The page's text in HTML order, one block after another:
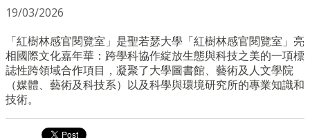
19/03/2026
「紅樹林感官閱覽室」是聖若瑟大學「紅樹林感官閱覽室」亮
相國際文化嘉年華：跨學科協作綻放生態與科技之美的一項標
誌性跨領域合作項目，凝聚了大學圖書館、藝術及人文學院
（媒體、藝術及科技系）以及科學與環境研究所的專業知識和
技術。